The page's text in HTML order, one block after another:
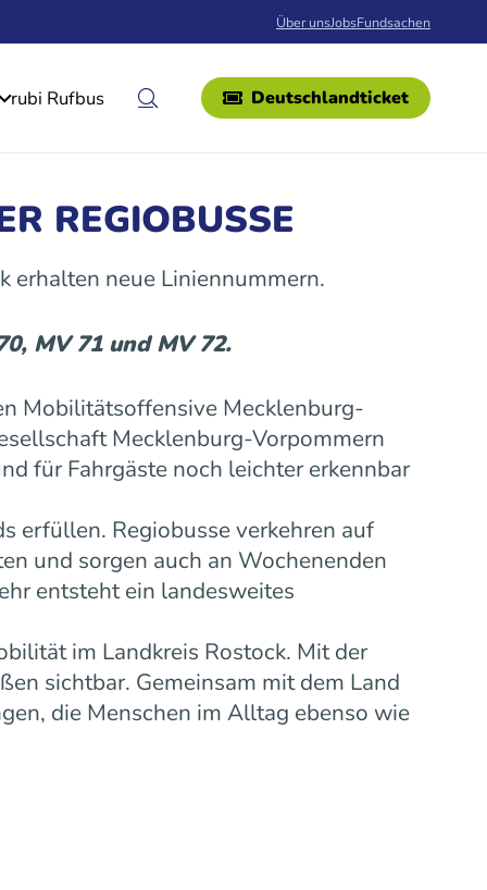
Über unsJobsFundsachen
rubi Rufbus Deutschlandticket
REGIOBUSSE
erhalten neue Liniennummern.
MV 71 und MV 72.
Mobilitätsoffensive Mecklenburg-
Mecklenburg-Vorpommern
für Fahrgäste noch leichter erkennbar
erfüllen. Regiobusse verkehren auf
und sorgen auch an Wochenenden
entsteht ein landesweites
im Landkreis Rostock. Mit der
sichtbar. Gemeinsam mit dem Land
die Menschen im Alltag ebenso wie